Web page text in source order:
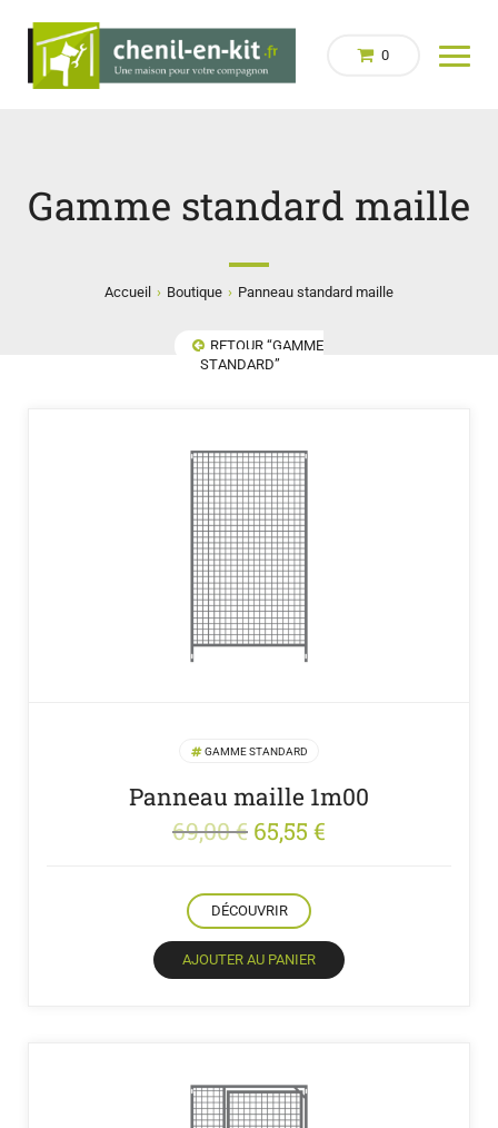
0
Gamme standard maille
Accueil › Boutique › Panneau standard maille
RETOUR “GAMME
STANDARD”
GAMME STANDARD
Panneau maille 1m00
69,00€ Le
initial
était :
69,00 €.
65,55 €
65,55 €.
DÉCOUVRIR
AJOUTER AU PANIER